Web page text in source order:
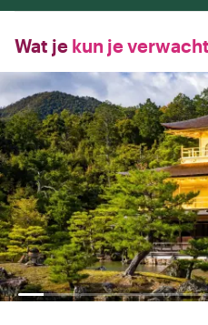
Wat je kun je